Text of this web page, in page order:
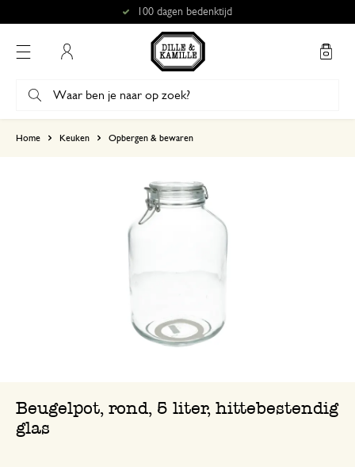
100 dagen bedenktijd
Home Keuken Opbergen & bewaren
Beugelpot, rond, 5 liter, hittebestendig
glas